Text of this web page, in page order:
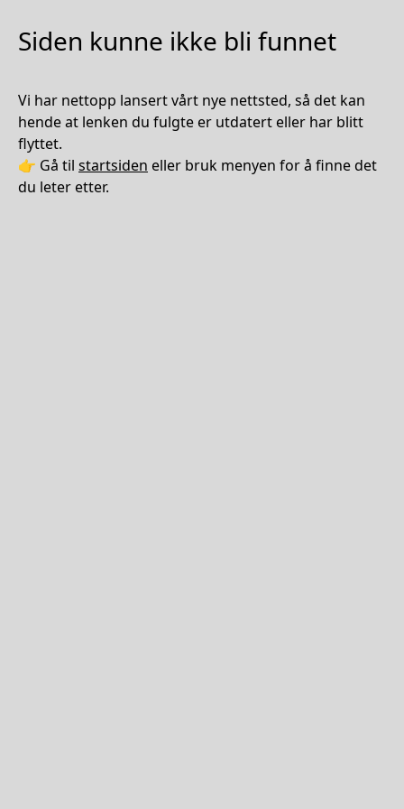
Siden kunne ikke bli funnet
Vi har nettopp lansert vårt nye nettsted, så det kan
hende at lenken du fulgte er utdatert eller har blitt
flyttet.
👉 Gå til startsiden eller bruk menyen for å finne det
du leter etter.